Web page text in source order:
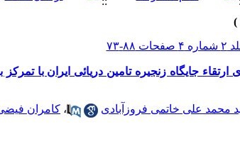
صفحات ۸۸-۷۳
جایگاه زنجیره تامین دریائی ایران با
محمد علی خاتمی فروزآبادی ، کامران